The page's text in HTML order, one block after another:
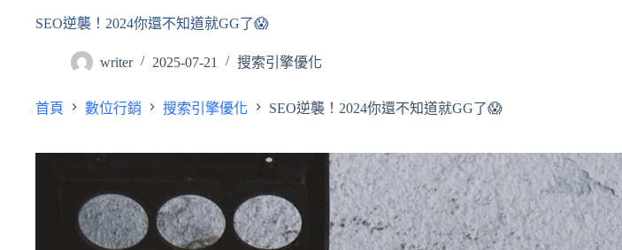
SEO逆襲！2024你還不知道就GG了😱
writer 2025-07-21 搜索引擎優化
首頁 數位行銷 搜索引擎優化 SEO逆襲！2024你還不知道就GG了😱